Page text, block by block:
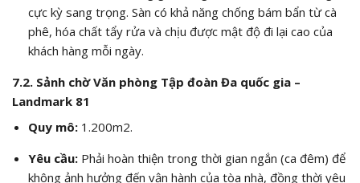
cực kỳ sang trọng. Sàn có khả năng chống bám bẩn từ cà
phê, hóa chất tẩy rửa và chịu được mật độ đi lại cao của
khách hàng mỗi ngày.
7.2. Sảnh chờ Văn phòng Tập đoàn Đa quốc gia –
Landmark 81
Quy mô:1.200m2.
Yêu cầu:Phải hoàn thiện trong thời gian ngắn (ca đêm) để
không ảnh hưởng đến vận hành của tòa nhà, đồng thời yêu